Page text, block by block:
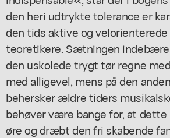
den heri udtrykte tolerance er
den tids aktive og
teoretikere. Sætningen
den uskolede trygt tør regne
med alligevel, mens på den
behersker ældre tiders
behøver være bange for, at dette
øre og dræbt den fri skabende